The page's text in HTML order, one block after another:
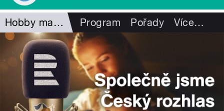
Hobby magazín Program Pořady Více…